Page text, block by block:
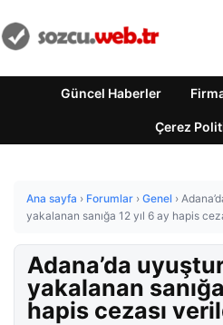
Güncel Haberler
Çerez
Ana sayfa › Forumlar › Genel ›
yakalanan sanığa 12 yıl 6 ay hapis
Adana’da
yakalanan
hapis cezası